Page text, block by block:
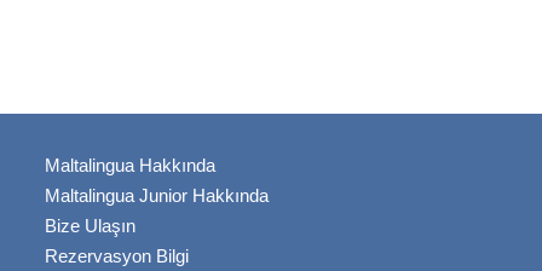
Maltalingua Hakkında
Maltalingua Junior Hakkında
Bize Ulaşın
Rezervasyon Bilgi